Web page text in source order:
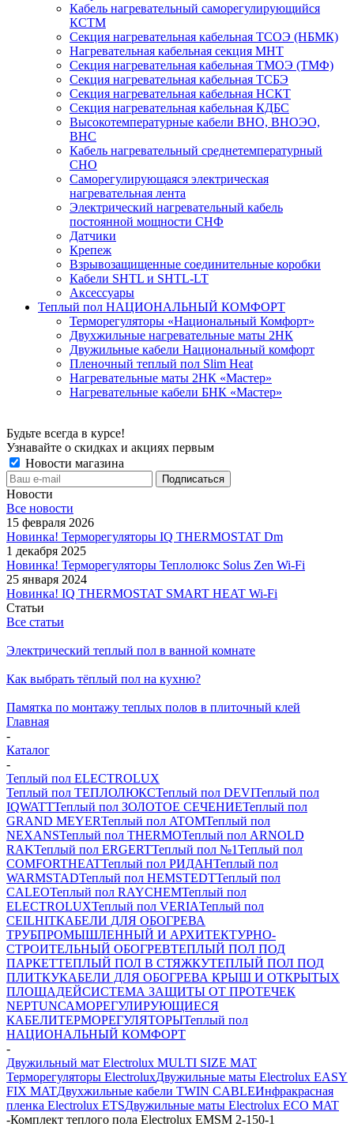
Кабель нагревательный саморегулирующийся
КСТМ
Секция нагревательная кабельная ТСОЭ (НБМК)
Нагревательная кабельная секция МНТ
Секция нагревательная кабельная ТМОЭ (ТМФ)
Секция нагревательная кабельная ТСБЭ
Секция нагревательная кабельная НСКТ
Секция нагревательная кабельная КДБС
Высокотемпературные кабели ВНО, ВНОЭО,
ВНС
Кабель нагревательный среднетемпературный
СНО
Саморегулирующаяся электрическая
нагревательная лента
Электрический нагревательный кабель
постоянной мощности СНФ
Датчики
Крепеж
Взрывозащищенные соединительные коробки
Кабели SHTL и SHTL-LT
Аксессуары
Теплый пол НАЦИОНАЛЬНЫЙ КОМФОРТ
Терморегуляторы «Национальный Комфорт»
Двухжильные нагревательные маты 2НК
Двужильные кабели Национальный комфорт
Пленочный теплый пол Slim Heat
Нагревательные маты 2НК «Мастер»
Нагревательные кабели БНК «Мастер»
Будьте всегда в курсе!
Узнавайте о скидках и акциях первым
Новости магазина
Новости
Все новости
15 февраля 2026
Новинка! Терморегуляторы IQ THERMOSTAT Dm
1 декабря 2025
Новинка! Терморегуляторы Теплолюкс Solus Zen Wi-Fi
25 января 2024
Новинка! IQ THERMOSTAT SMART HEAT Wi-Fi
Статьи
Все статьи
Электрический теплый пол в ванной комнате
Как выбрать тёплый пол на кухню?
Памятка по монтажу теплых полов в плиточный клей
Главная
-
Каталог
-
Теплый пол ELECTROLUX
Теплый пол ТЕПЛОЛЮКСТеплый пол DEVIТеплый пол
IQWATTТеплый пол ЗОЛОТОЕ СЕЧЕНИЕТеплый пол
GRAND MEYERТеплый пол ATOMТеплый пол
NEXANSТеплый пол THERMOТеплый пол ARNOLD
RAKТеплый пол ERGERTТеплый пол №1Теплый пол
COMFORTHEATТеплый пол РИДАНТеплый пол
WARMSTADТеплый пол HEMSTEDTТеплый пол
CALEOТеплый пол RAYCHEMТеплый пол
ELECTROLUXТеплый пол VERIAТеплый пол
CEILHITКАБЕЛИ ДЛЯ ОБОГРЕВА
ТРУБПРОМЫШЛЕННЫЙ И АРХИТЕКТУРНО-
СТРОИТЕЛЬНЫЙ ОБОГРЕВТЕПЛЫЙ ПОЛ ПОД
ПАРКЕТТЕПЛЫЙ ПОЛ В СТЯЖКУТЕПЛЫЙ ПОЛ ПОД
ПЛИТКУКАБЕЛИ ДЛЯ ОБОГРЕВА КРЫШ И ОТКРЫТЫХ
ПЛОЩАДЕЙСИСТЕМА ЗАЩИТЫ ОТ ПРОТЕЧЕК
NEPTUNСАМОРЕГУЛИРУЮЩИЕСЯ
КАБЕЛИТЕРМОРЕГУЛЯТОРЫТеплый пол
НАЦИОНАЛЬНЫЙ КОМФОРТ
-
Двужильный мат Electrolux MULTI SIZE MAT
Терморегуляторы ElectroluxДвужильные маты Electrolux EASY
FIX MATДвухжильные кабели TWIN CABLEИнфракрасная
пленка Electrolux ETSДвужильные маты Electrolux ECO MAT
-Комплект теплого пола Electrolux EMSM 2-150-1